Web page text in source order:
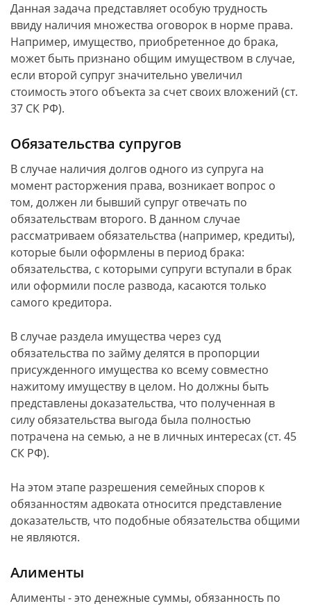
Данная задача представляет особую трудность
ввиду наличия множества оговорок в норме права.
Например, имущество, приобретенное до брака,
может быть признано общим имуществом в случае,
если второй супруг значительно увеличил
стоимость этого объекта за счет своих вложений (ст.
37 СК РФ).
Обязательства супругов
В случае наличия долгов одного из супруга на
момент расторжения права, возникает вопрос о
том, должен ли бывший супруг отвечать по
обязательствам второго. В данном случае
рассматриваем обязательства (например, кредиты),
которые были оформлены в период брака:
обязательства, с которыми супруги вступали в брак
или оформили после развода, касаются только
самого кредитора.
В случае раздела имущества через суд
обязательства по займу делятся в пропорции
присужденного имущества ко всему совместно
нажитому имуществу в целом. Но должны быть
представлены доказательства, что полученная в
силу обязательства выгода была полностью
потрачена на семью, а не в личных интересах (ст. 45
СК РФ).
На этом этапе разрешения семейных споров к
обязанностям адвоката относится представление
доказательств, что подобные обязательства общими
не являются.
Алименты
Алименты - это денежные суммы, обязанность по